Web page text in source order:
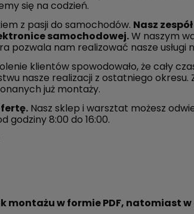
się na codzień.
z pasji do samochodów. Nasz
samochodowej.W naszym
nam realizować nasze usługi
klientów spowodowało, że cały
nasze realizacji z ostatniego okresu.
już montaży.
Nasz sklep i warsztat możesz
godziny 8:00 do 16:00.
montażu w formie PDF, natomiast